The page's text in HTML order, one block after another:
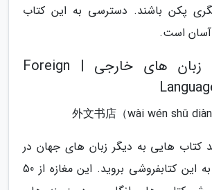
پکن باشند. دسترسی به این کتاب
آسان است.
کتاب فروشی زبان های خارجی | Foreign
کتاب هایی به دیگر زبان های جهان در
چین می گشت، به این کتابفروشی بروید. این مغازه از 50